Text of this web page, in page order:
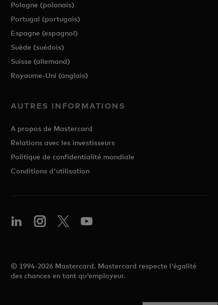
Pologne (polonais)
Portugal (portugais)
Espagne (espagnol)
Suède (suédois)
Suisse (allemand)
Royaume-Uni (anglais)
AUTRES INFORMATIONS
A propos de Mastercard
Relations avec les investisseurs
Politique de confidentialité mondiale
Conditions d'utilisation
© 1994-2026 Mastercard. Mastercard respecte l'égalité
des chances en tant qu'employeur.